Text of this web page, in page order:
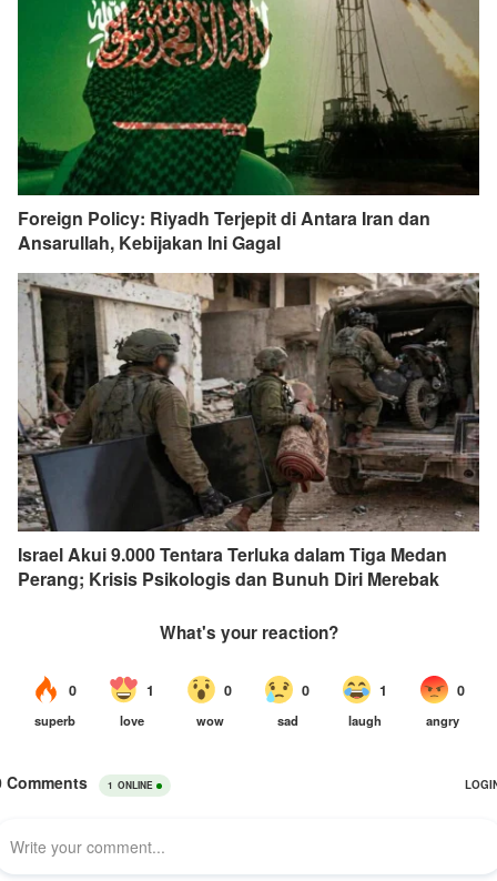
Foreign Policy: Riyadh Terjepit di Antara Iran dan
Ansarullah, Kebijakan Ini Gagal
Israel Akui 9.000 Tentara Terluka dalam Tiga Medan
Perang; Krisis Psikologis dan Bunuh Diri Merebak